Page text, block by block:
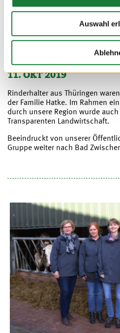
Auswahl
11. OKT 2019
Rinderhalter aus Thüringen
der Familie Hatke. Im Rahmen
durch unsere Region wurde
Transparenten Landwirtschaft.
Beeindruckt von unserer
Gruppe weiter nach Bad